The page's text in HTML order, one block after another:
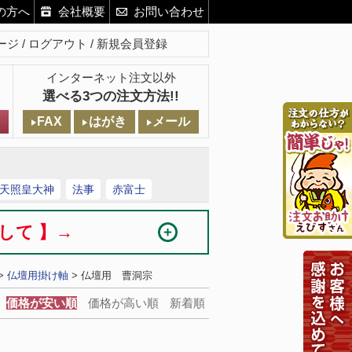
方へ 会社概要 お問い合わせ
ジ ログアウト 新規会員登録
インターネット注文以外
選べる3つの注文方法!!
FAX はがき メール
照皇大神 法事 赤富士
して 】→
仏壇用掛け軸 > 仏壇用 曹洞宗
価格が安い順 価格が高い順 新着順